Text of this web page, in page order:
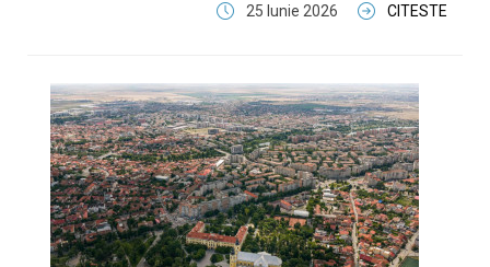
25 Iunie 2026 CITESTE